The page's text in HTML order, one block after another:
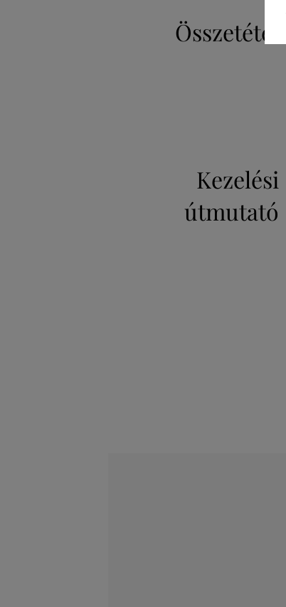
Összetétel
Kezelési
útmutató